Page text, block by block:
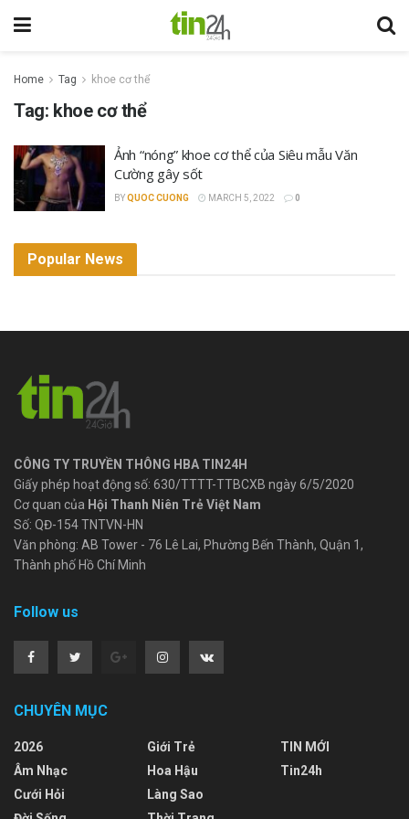
Home Tag khoe cơ thể
Tag: khoe cơ thể
Ảnh “nóng” khoe cơ thể của Siêu mẫu Văn
Cường gây sốt
BYQUOC CUONG MARCH 5, 2022 0
Popular News
CÔNG TY TRUYỀN THÔNG HBA TIN24H
Giấy phép hoạt động số: 630/TTTT-TTBCXB ngày 6/5/2020
Cơ quan của Hội Thanh Niên Trẻ Việt Nam
Số: QĐ-154 TNTVN-HN
Văn phòng: AB Tower - 76 Lê Lai, Phường Bến Thành, Quận 1,
Thành phố Hồ Chí Minh
Follow us
CHUYÊN MỤC
2026
Âm Nhạc
Cưới Hỏi
Giới Trẻ
Hoa Hậu
Làng Sao
TIN MỚI
Tin24h